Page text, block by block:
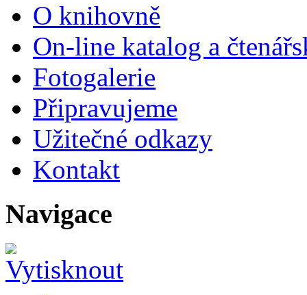
O knihovně
On-line katalog a
Fotogalerie
Připravujeme
Užitečné odkazy
Kontakt
Navigace